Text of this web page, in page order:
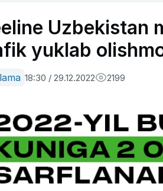
Uzbekistan
yuklab
18:30 / 29.12.2022 2199